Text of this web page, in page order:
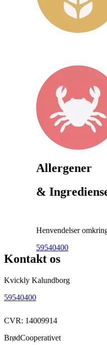
Allergener
&
Henvendelser
59540400
Kontakt os
Kvickly Kalundborg
59540400
CVR: 14009914
BrødCooperativet